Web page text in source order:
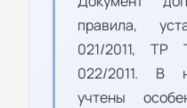
правила,
021/2011,
022/2011. В
учтены